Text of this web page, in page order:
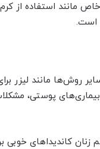
مانند استفاده از
است.
روش‌ها مانند لیزر
پوستی،
کاندیداهای خوبی